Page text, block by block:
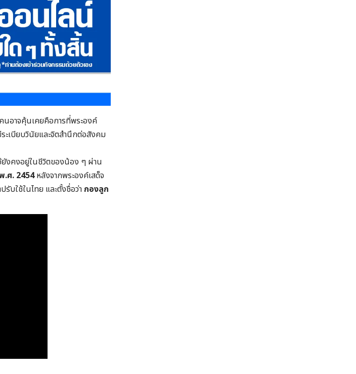
นอาจคุ้นเคยคือการที่พระองค์
ะเบียบวินัยและจิตสำนึกต่อสังคม
ยังคงอยู่ในชีวิตของน้อง ๆ ผ่าน
.ศ. 2454หลังจากพระองค์เสด็จ
บใช้ในไทย และตั้งชื่อว่า กองลูก